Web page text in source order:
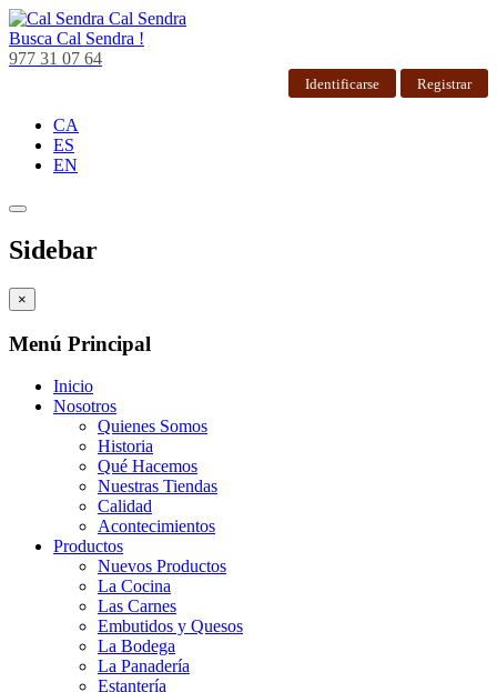
Cal Sendra
Busca Cal Sendra !
977 31 07 64
Identificarse Registrar
CA
ES
EN
Sidebar
×
Menú Principal
Inicio
Nosotros
Quienes Somos
Historia
Qué Hacemos
Nuestras Tiendas
Calidad
Acontecimientos
Productos
Nuevos Productos
La Cocina
Las Carnes
Embutidos y Quesos
La Bodega
La Panadería
Estantería